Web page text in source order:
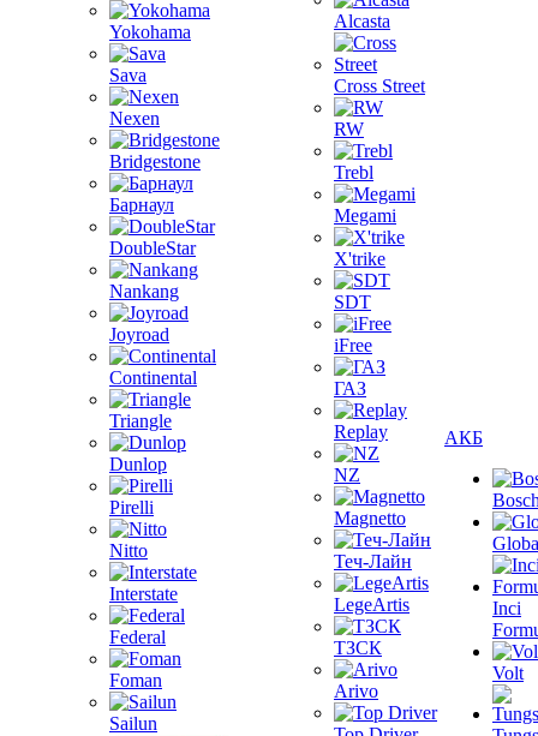
Yokohama
Sava
Nexen
Bridgestone
Барнаул
DoubleStar
Nankang
Joyroad
Continental
Triangle
Dunlop
Pirelli
Nitto
Interstate
Federal
Foman
Sailun
Alcasta
Cross Street
RW
Trebl
Megami
X'trike
SDT
iFree
ГАЗ
Replay
NZ
Magnetto
Теч-Лайн
LegeArtis
ТЗСК
Arivo
АКБ
Inci
Volt